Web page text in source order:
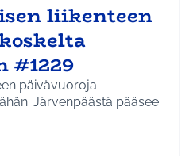
liikenteen
#1229
päivävuoroja
Järvenpäästä pääsee